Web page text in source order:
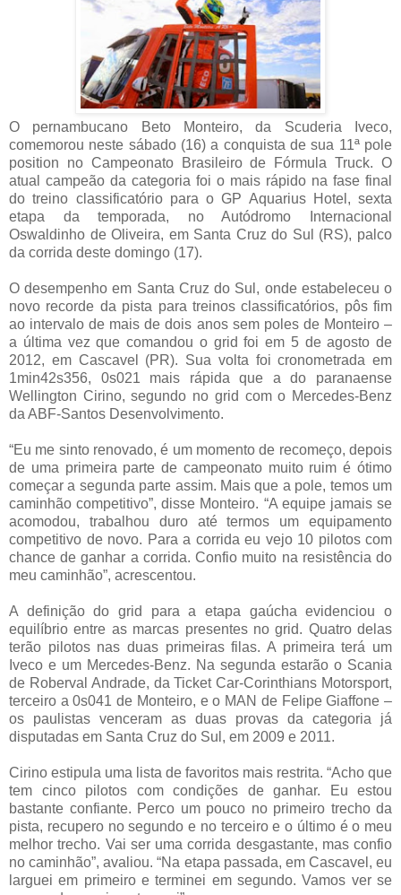
O pernambucano Beto Monteiro, da Scuderia Iveco,
comemorou neste sábado (16) a conquista de sua 11ª pole
position no Campeonato Brasileiro de Fórmula Truck. O
atual campeão da categoria foi o mais rápido na fase final
do treino classificatório para o GP Aquarius Hotel, sexta
etapa da temporada, no Autódromo Internacional
Oswaldinho de Oliveira, em Santa Cruz do Sul (RS), palco
da corrida deste domingo (17).
O desempenho em Santa Cruz do Sul, onde estabeleceu o
novo recorde da pista para treinos classificatórios, pôs fim
ao intervalo de mais de dois anos sem poles de Monteiro –
a última vez que comandou o grid foi em 5 de agosto de
2012, em Cascavel (PR). Sua volta foi cronometrada em
1min42s356, 0s021 mais rápida que a do paranaense
Wellington Cirino, segundo no grid com o Mercedes-Benz
da ABF-Santos Desenvolvimento.
“Eu me sinto renovado, é um momento de recomeço, depois
de uma primeira parte de campeonato muito ruim é ótimo
começar a segunda parte assim. Mais que a pole, temos um
caminhão competitivo”, disse Monteiro. “A equipe jamais se
acomodou, trabalhou duro até termos um equipamento
competitivo de novo. Para a corrida eu vejo 10 pilotos com
chance de ganhar a corrida. Confio muito na resistência do
meu caminhão”, acrescentou.
A definição do grid para a etapa gaúcha evidenciou o
equilíbrio entre as marcas presentes no grid. Quatro delas
terão pilotos nas duas primeiras filas. A primeira terá um
Iveco e um Mercedes-Benz. Na segunda estarão o Scania
de Roberval Andrade, da Ticket Car-Corinthians Motorsport,
terceiro a 0s041 de Monteiro, e o MAN de Felipe Giaffone –
os paulistas venceram as duas provas da categoria já
disputadas em Santa Cruz do Sul, em 2009 e 2011.
Cirino estipula uma lista de favoritos mais restrita. “Acho que
tem cinco pilotos com condições de ganhar. Eu estou
bastante confiante. Perco um pouco no primeiro trecho da
pista, recupero no segundo e no terceiro e o último é o meu
melhor trecho. Vai ser uma corrida desgastante, mas confio
no caminhão”, avaliou. “Na etapa passada, em Cascavel, eu
larguei em primeiro e terminei em segundo. Vamos ver se